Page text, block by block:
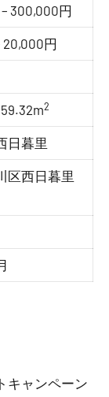
300,000円
20,000円
2
日暮里
区西日暮里
キャンペーン